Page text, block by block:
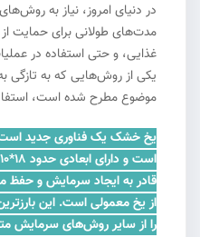
در دنیای امروز، نیاز به
مدت‌های طولانی برای حمایت
غذایی، و حتی استفاده در
یکی از روش‌هایی که به تازگی
موضوع مطرح شده است،
یخ خشک یک فناوری جدید
قادر به ایجاد سرمایش و حفظ
از یخ معمولی است. این
را از سایر روش‌های سرمایش